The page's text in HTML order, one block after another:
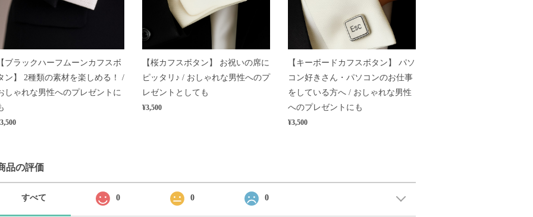
ブラックハーフムーンカフスボ
ン】 2種類の素材を楽しめる！ /
しゃれな男性へのプレゼントに
【桜カフスボタン】 お祝いの席に
ピッタリ♪ / おしゃれな男性へのプ
レゼントとしても
¥3,500
【キーボードカフスボタン】 パソ
コン好きさん・パソコンのお仕事
をしている方へ / おしゃれな男性
へのプレゼントにも
¥3,500
品の評価
すべて 0 0 0